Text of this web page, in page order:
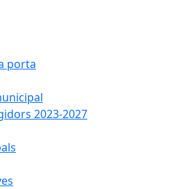
porta
2023-2027